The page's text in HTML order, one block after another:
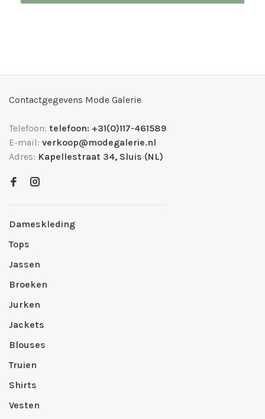
Contactgegevens Mode Galerie
Telefoon: telefoon: +31(0)117-461589
E-mail: verkoop@modegalerie.nl
Adres: Kapellestraat 34, Sluis (NL)
Dameskleding
Tops
Jassen
Broeken
Jurken
Jackets
Blouses
Truien
Shirts
Vesten